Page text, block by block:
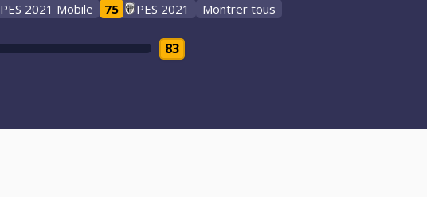
PES 2021 Mobile 75 PES 2021 Montrer tous
83